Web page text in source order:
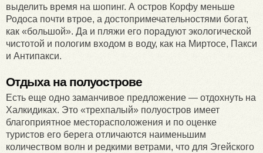
выделить время на шопинг. А остров Корфу меньше
Родоса почти втрое, а достопримечательностями богат,
как «большой». Да и пляжи его порадуют экологической
чистотой и пологим входом в воду, как на Миртосе, Пакси
и Антипакси.
Отдыха на полуострове
Есть еще одно заманчивое предложение — отдохнуть на
Халкидиках. Это «трехпалый» полуостров имеет
благоприятное месторасположения и по оценке
туристов его берега отличаются наименьшим
количеством волн и редкими ветрами, что для Эгейского